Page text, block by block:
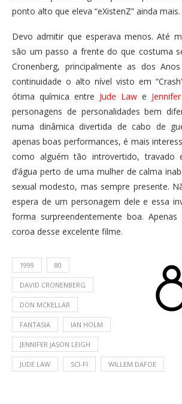
ponto alto que eleva “eXistenZ” ainda mais.
Devo admitir que esperava menos. Até
são um passo a frente do que costuma
Cronenberg, principalmente as dos
continuidade o alto nível visto em
ótima química entre Jude Law e
personagens de personalidades bem
numa dinâmica divertida de cabo de
apenas boas performances, é mais
como alguém tão introvertido, travado
d’água perto de uma mulher de calma
sexual modesto, mas sempre presente.
espera de um personagem dele e essa
forma surpreendentemente boa.
coroa desse excelente filme.
1999 80
DAVID CRONENBERG
DON MCKELLAR
FANTASIA IAN HOLM
JENNIFER JASON LEIGH
JUDE LAW SCI-FI WILLEM DAFOE